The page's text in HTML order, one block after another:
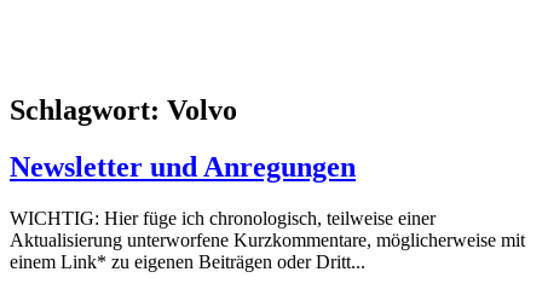
Schlagwort: Volvo
Newsletter und Anregungen
WICHTIG: Hier füge ich chronologisch, teilweise einer
Aktualisierung unterworfene Kurzkommentare, möglicherweise mit
einem Link* zu eigenen Beiträgen oder Dritt...